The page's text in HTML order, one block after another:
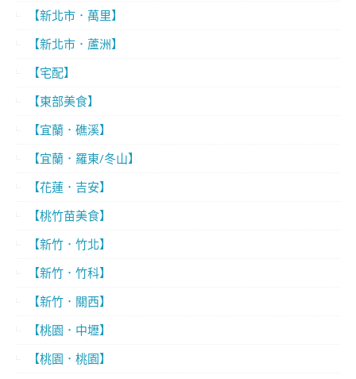
【新北市．萬里】
【新北市．蘆洲】
【宅配】
【東部美食】
【宜蘭．礁溪】
【宜蘭．羅東/冬山】
【花蓮．吉安】
【桃竹苗美食】
【新竹．竹北】
【新竹．竹科】
【新竹．關西】
【桃園．中壢】
【桃園．桃園】